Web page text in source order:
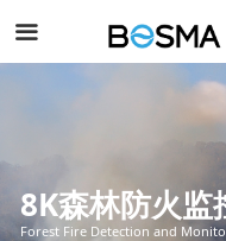
끀
8K森林防火监
Forest Fire Detection and